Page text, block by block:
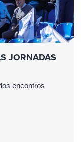
JORNADAS
encontros